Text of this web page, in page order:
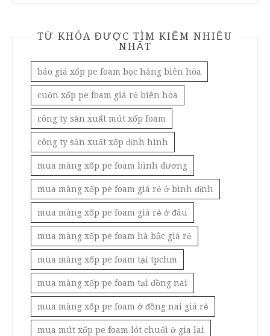
TỪ KHÓA ĐƯỢC TÌM KIẾM NHIỀU
NHẤT
báo giá xốp pe foam bọc hàng biên hòa
cuộn xốp pe foam giá rẻ biên hòa
công ty sản xuất mút xốp foam
công ty sản xuất xốp định hình
mua màng xốp pe foam bình dương
mua màng xốp pe foam giá rẻ ở bình định
mua màng xốp pe foam giá rẻ ở đâu
mua màng xốp pe foam hà bắc giá rẻ
mua màng xốp pe foam tại tpchm
mua màng xốp pe foam tại đồng nai
mua màng xốp pe foam ở đồng nai giá rẻ
mua mút xốp pe foam lót chuối ở gia lai